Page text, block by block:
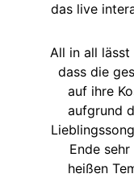
das live
All in all lässt
dass die
auf ihre
aufgrund
Ende
heißen